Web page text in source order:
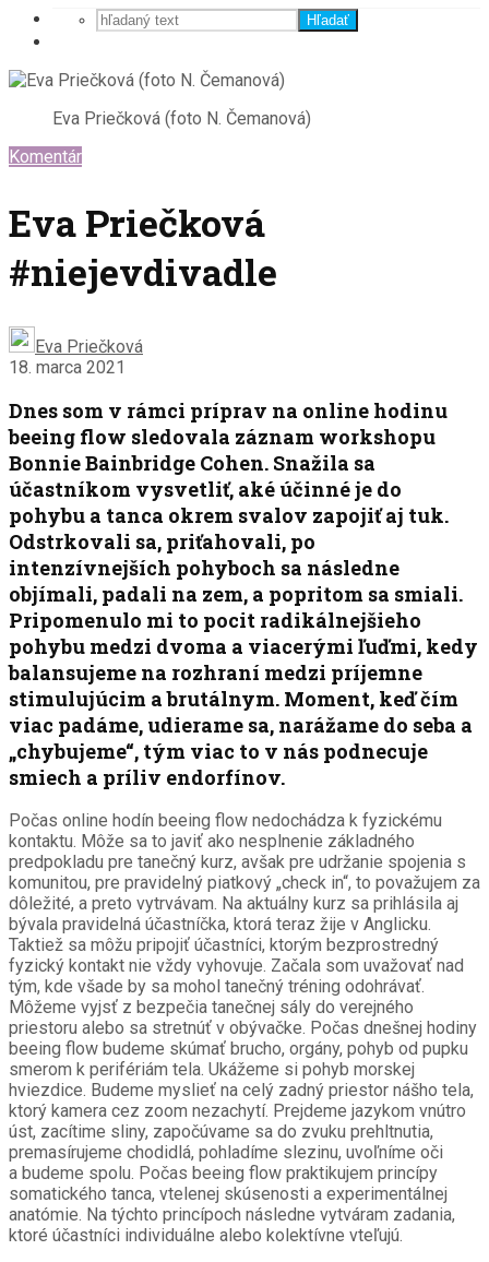
Hľadať
Eva Priečková (foto N. Čemanová)
Komentár
Eva Priečková
#niejevdivadle
Eva Priečková
18. marca 2021
Dnes som v rámci príprav na online hodinu
beeing flow sledovala záznam workshopu
Bonnie Bainbridge Cohen. Snažila sa
účastníkom vysvetliť, aké účinné je do
pohybu a tanca okrem svalov zapojiť aj tuk.
Odstrkovali sa, priťahovali, po
intenzívnejších pohyboch sa následne
objímali, padali na zem, a popritom sa smiali.
Pripomenulo mi to pocit radikálnejšieho
pohybu medzi dvoma a viacerými ľuďmi, kedy
balansujeme na rozhraní medzi príjemne
stimulujúcim a brutálnym. Moment, keď čím
viac padáme, udierame sa, narážame do seba a
„chybujeme“, tým viac to v nás podnecuje
smiech a príliv endorfínov.
Počas online hodín beeing flow nedochádza k fyzickému
kontaktu. Môže sa to javiť ako nesplnenie základného
predpokladu pre tanečný kurz, avšak pre udržanie spojenia s
komunitou, pre pravidelný piatkový „check in“, to považujem za
dôležité, a preto vytrvávam. Na aktuálny kurz sa prihlásila aj
bývala pravidelná účastníčka, ktorá teraz žije v Anglicku.
Taktiež sa môžu pripojiť účastníci, ktorým bezprostredný
fyzický kontakt nie vždy vyhovuje. Začala som uvažovať nad
tým, kde všade by sa mohol tanečný tréning odohrávať.
Môžeme vyjsť z bezpečia tanečnej sály do verejného
priestoru alebo sa stretnúť v obývačke. Počas dnešnej hodiny
beeing flow budeme skúmať brucho, orgány, pohyb od pupku
smerom k perifériám tela. Ukážeme si pohyb morskej
hviezdice. Budeme myslieť na celý zadný priestor nášho tela,
ktorý kamera cez zoom nezachytí. Prejdeme jazykom vnútro
úst, zacítime sliny, započúvame sa do zvuku prehltnutia,
premasírujeme chodidlá, pohladíme slezinu, uvoľníme oči
a budeme spolu. Počas beeing flow praktikujem princípy
somatického tanca, vtelenej skúsenosti a experimentálnej
anatómie. Na týchto princípoch následne vytváram zadania,
ktoré účastníci individuálne alebo kolektívne vteľujú.